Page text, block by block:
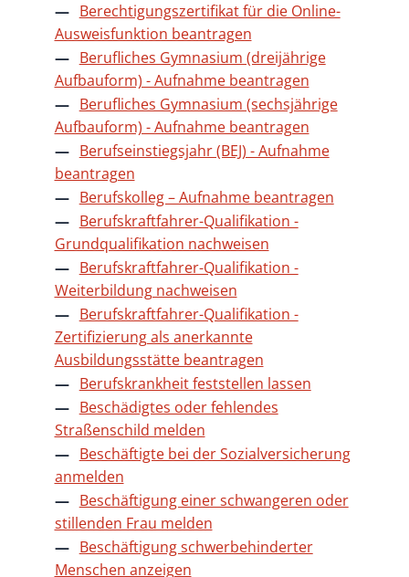
Berechtigungszertifikat für die Online-
Ausweisfunktion beantragen
Berufliches Gymnasium (dreijährige
Aufbauform) - Aufnahme beantragen
Berufliches Gymnasium (sechsjährige
Aufbauform) - Aufnahme beantragen
Berufseinstiegsjahr (BEJ) - Aufnahme
beantragen
Berufskolleg – Aufnahme beantragen
Berufskraftfahrer-Qualifikation -
Grundqualifikation nachweisen
Berufskraftfahrer-Qualifikation -
Weiterbildung nachweisen
Berufskraftfahrer-Qualifikation -
Zertifizierung als anerkannte
Ausbildungsstätte beantragen
Berufskrankheit feststellen lassen
Beschädigtes oder fehlendes
Straßenschild melden
Beschäftigte bei der Sozialversicherung
anmelden
Beschäftigung einer schwangeren oder
stillenden Frau melden
Beschäftigung schwerbehinderter
Menschen anzeigen